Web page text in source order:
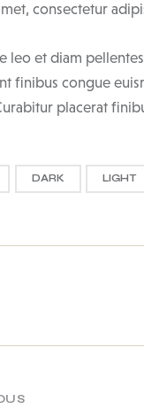
consectetur
leo et diam
finibus congue
placerat
DARK LIGHT